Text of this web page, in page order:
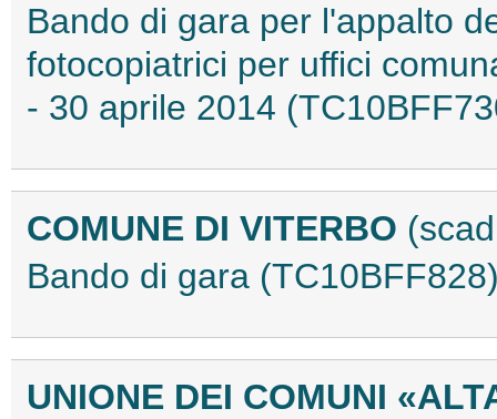
Bando di gara per l'appalto
fotocopiatrici per uffici
- 30 aprile 2014
COMUNE DI VITERBO
Bando di gara
UNIONE DEI COMUNI